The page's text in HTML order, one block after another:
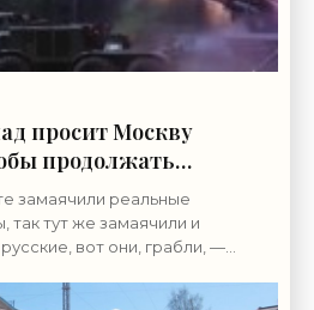
просит Москву
продолжать
-
замаячили реальные
тут же замаячили и
вот они, грабли, —